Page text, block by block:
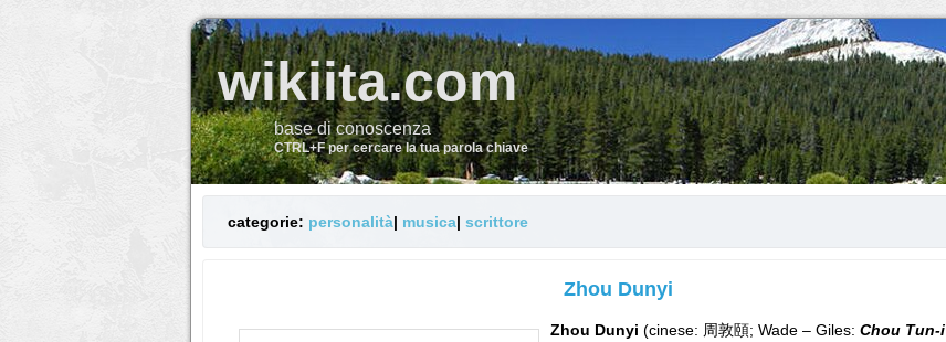
wikiita.com
base di conoscenza
CTRL+F per cercare la tua parola chiave
categorie: personalità| musica| scrittore
Zhou Dunyi
Zhou Dunyi (cinese: 周敦頤; Wade – Giles: Chou Tun-i